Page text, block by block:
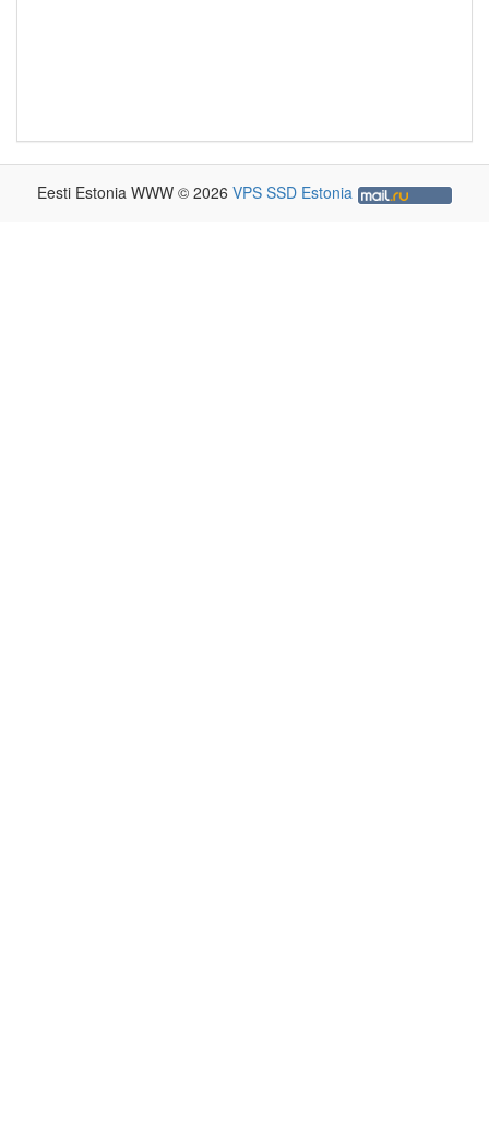
Eesti Estonia WWW © 2026 VPS SSD Estonia